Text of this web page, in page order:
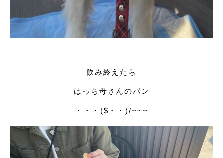
飲み終えたら
はっち母さんのパン
・・・($・・)/~~~